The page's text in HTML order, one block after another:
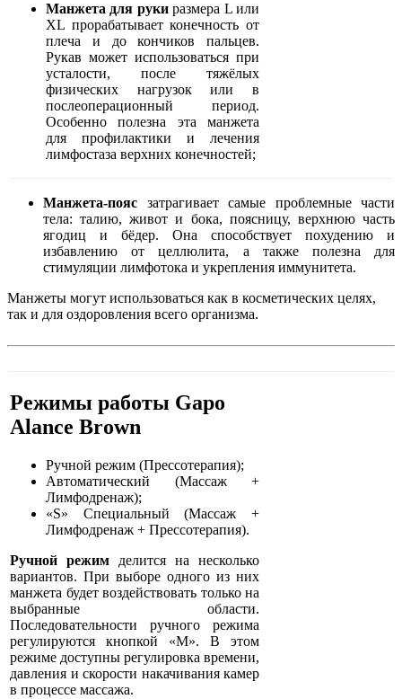
Манжета для рукиразмера L или
XL прорабатывает конечность от
плеча и до кончиков пальцев.
Рукав может использоваться при
усталости, после тяжёлых
физических нагрузок или в
послеоперационный период.
Особенно полезна эта манжета
для профилактики и лечения
лимфостаза верхних конечностей;
Манжета-пояс затрагивает самые проблемные части
тела: талию, живот и бока, поясницу, верхнюю часть
ягодиц и бёдер. Она способствует похудению и
избавлению от целлюлита, а также полезна для
стимуляции лимфотока и укрепления иммунитета.
Манжеты могут использоваться как в косметических целях,
так и для оздоровления всего организма.
Режимы работы Gapo
Alance Brown
Ручной режим (Прессотерапия);
Автоматический (Массаж +
Лимфодренаж);
«S» Специальный (Массаж +
Лимфодренаж + Прессотерапия).
Ручной режим делится на несколько
вариантов. При выборе одного из них
манжета будет воздействовать только на
выбранные области.
Последовательности ручного режима
регулируются кнопкой «M». В этом
режиме доступны регулировка времени,
давления и скорости накачивания камер
в процессе массажа.